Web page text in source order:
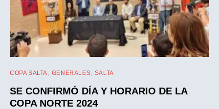
COPA SALTA GENERALES SALTA
SE CONFIRMÓ DÍA Y HORARIO DE LA
COPA NORTE 2024